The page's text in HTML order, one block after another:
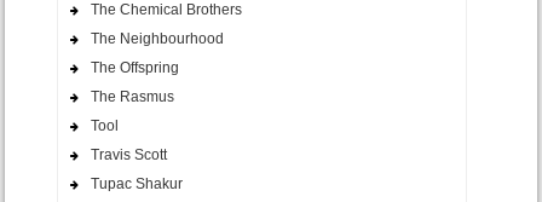
The Chemical Brothers
The Neighbourhood
The Offspring
The Rasmus
Tool
Travis Scott
Tupac Shakur